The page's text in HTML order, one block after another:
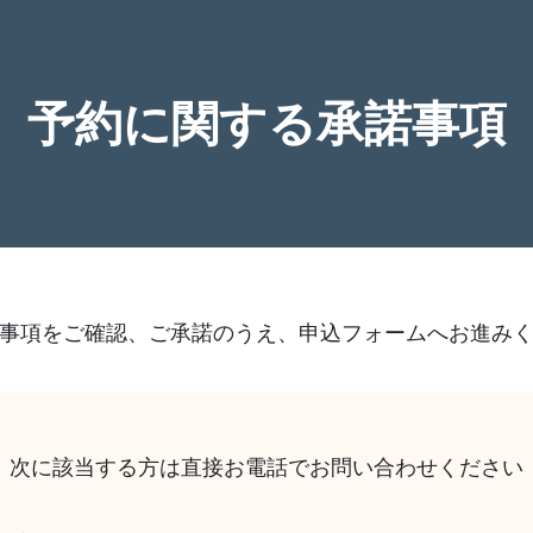
予約に関する承諾事項
項をご確認、ご承諾のうえ、申込フォームへお進み
次に該当する方は直接お電話でお問い合わせください